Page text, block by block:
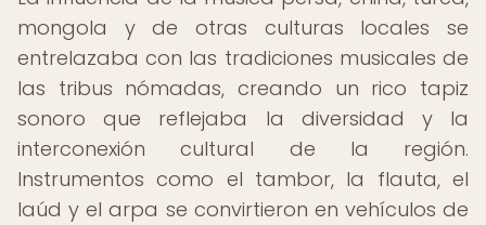
mongola y de otras culturas locales se
entrelazaba con las tradiciones musicales de
las tribus nómadas, creando un rico tapiz
sonoro que reflejaba la diversidad y la
interconexión cultural de la región.
Instrumentos como el tambor, la flauta, el
laúd y el arpa se convirtieron en vehículos de